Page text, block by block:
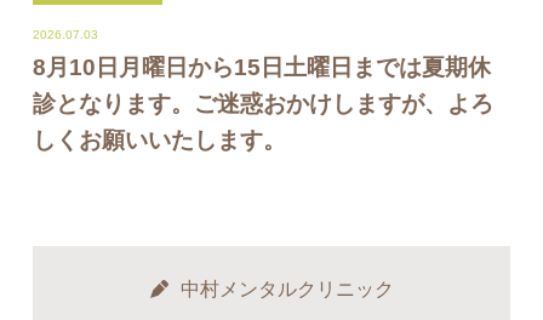
2026.07.03
8月10日月曜日から15日土曜日までは夏期休
診となります。ご迷惑おかけしますが、よろ
しくお願いいたします。
中村メンタルクリニック